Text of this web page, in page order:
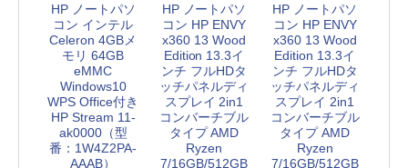
HP ノートパソ
コン インテル
Celeron 4GBメ
モリ 64GB
eMMC
Windows10
WPS Office付き
HP Stream 11-
ak0000（型
番：1W4Z2PA-
AAAB）
HP ノートパソ
コン HP ENVY
x360 13 Wood
Edition 13.3イ
ンチ フルHDタ
ッチパネルディ
スプレイ 2in1
コンバーチブル
タイプ AMD
Ryzen
7/16GB/512GB
HP ノートパソ
コン HP ENVY
x360 13 Wood
Edition 13.3イ
ンチ フルHDタ
ッチパネルディ
スプレイ 2in1
コンバーチブル
タイプ AMD
Ryzen
7/16GB/512GB